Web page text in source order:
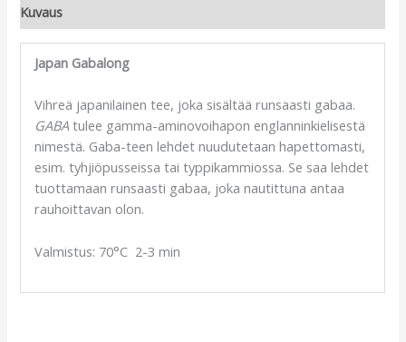
Kuvaus
Japan Gabalong
Vihreä japanilainen tee, joka sisältää runsaasti gabaa.
GABA tulee gamma-aminovoihapon englanninkielisestä
nimestä. Gaba-teen lehdet nuudutetaan hapettomasti,
esim. tyhjiöpusseissa tai typpikammiossa. Se saa lehdet
tuottamaan runsaasti gabaa, joka nautittuna antaa
rauhoittavan olon.
Valmistus: 70°C 2-3 min